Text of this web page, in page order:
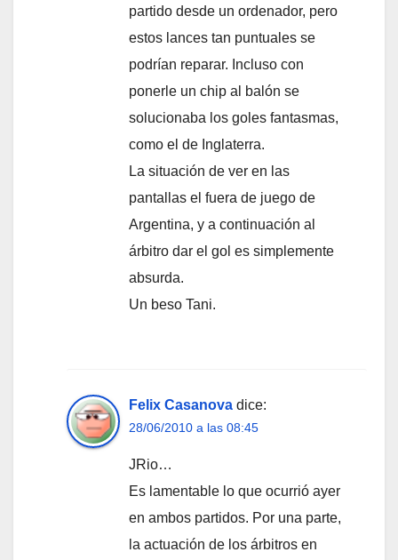
partido desde un ordenador, pero
estos lances tan puntuales se
podrían reparar. Incluso con
ponerle un chip al balón se
solucionaba los goles fantasmas,
como el de Inglaterra.
La situación de ver en las
pantallas el fuera de juego de
Argentina, y a continuación al
árbitro dar el gol es simplemente
absurda.
Un beso Tani.
Felix Casanova dice:
28/06/2010 a las 08:45
JRio…
Es lamentable lo que ocurrió ayer
en ambos partidos. Por una parte,
la actuación de los árbitros en